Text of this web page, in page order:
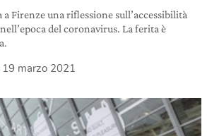
a Firenze una riflessione sull’accessibilità
del coronavirus. La ferita è
19 marzo 2021